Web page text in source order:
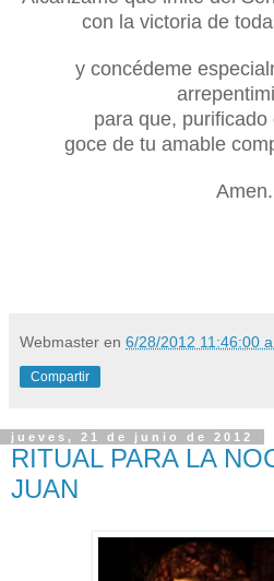
con la victoria de
y concédeme
para que, purificado
goce de tu amable
Amen.
Webmaster en 6/28/2012 11:46:00
Compartir
jueves, 21 de junio de 2012
RITUAL PARA LA
JUAN